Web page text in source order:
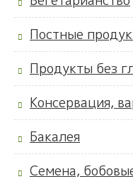
Постные
Продукты без
Консервация,
Бакалея
Семена,